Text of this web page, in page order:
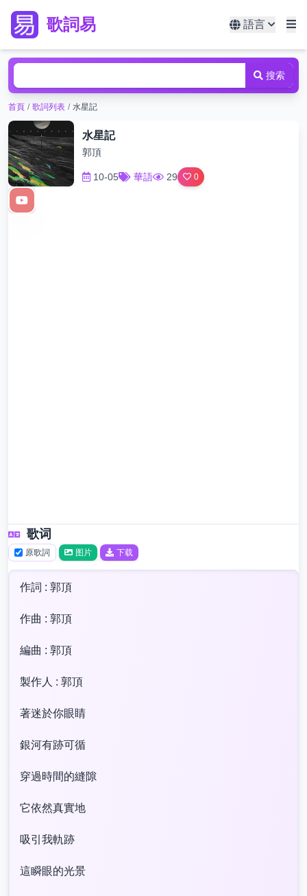
歌詞易 語言
搜索
首頁 / 歌詞列表 / 水星記
水星記
郭頂
10-05 華語 29 0
歌词
原歌詞 图片 下载
作詞 : 郭頂
作曲 : 郭頂
編曲 : 郭頂
製作人 : 郭頂
著迷於你眼睛
銀河有跡可循
穿過時間的縫隙
它依然真實地
吸引我軌跡
這瞬眼的光景